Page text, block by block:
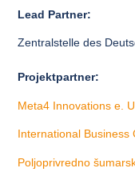
Lead Partner:
Zentralstelle des
Projektpartner:
Meta4 Innovations e.
International Business
Poljoprivredno